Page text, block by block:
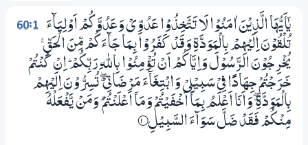
60:1
يٰٓاَيُّهَا الَّذِيْنَ اٰمَنُوْا لَا تَتَّخِذُوْا عَدُوِّيْ وَعَدُوَّكُمْ اَوْلِيَاۗءَ
تُلْقُوْنَ اِلَيْهِمْ بِالْمَوَدَّةِ وَقَدْ كَفَرُوْا بِـمَا جَاۗءَكُمْ مِّنَ الْحَقِّ ۚ
يُخْرِجُوْنَ الرَّسُوْلَ وَاِيَّاكُمْ اَنْ تُؤْمِنُوْا بِاللّٰهِ رَبِّكُمْ ۭ اِنْ كُنْتُمْ
خَرَجْتُمْ جِهَادًا فِيْ سَبِيْلِيْ وَابْتِغَاۗءَ مَرْضَاتِيْ ڰ تُسِرُّوْنَ اِلَيْهِمْ
بِالْمَوَدَّةِ ڰ وَاَنَا اَعْلَمُ بِـمَآ اَخْفَيْتُمْ وَمَآ اَعْلَنْتُمْ ۭ وَمَنْ يَّفْعَلْهُ
مِنْكُمْ فَقَدْ ضَلَّ سَوَاۗءَ السَّبِيْلِ 1‏۝